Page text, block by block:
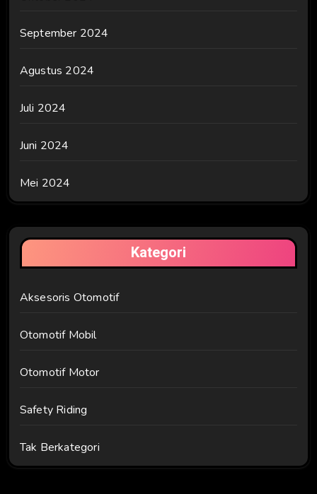
September 2024
Agustus 2024
Juli 2024
Juni 2024
Mei 2024
Kategori
Aksesoris Otomotif
Otomotif Mobil
Otomotif Motor
Safety Riding
Tak Berkategori